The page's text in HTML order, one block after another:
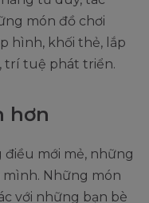
món đồ chơi
hình, khối thẻ, lắp
trí tuệ phát triển.
hơn
mới mẻ, những
Những món
với những bạn bè